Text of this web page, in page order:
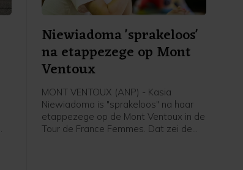
Niewiadoma 'sprakeloos'
na etappezege op Mont
Ventoux
MONT VENTOUX (ANP) - Kasia
Niewiadoma is "sprakeloos" na haar
etappezege op de Mont Ventoux in de
Tour de France Femmes. Dat zei de